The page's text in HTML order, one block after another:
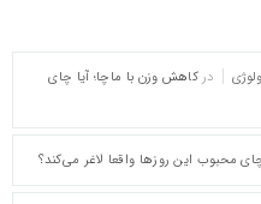
در کاهش وزن با ماچا؛ آیا چای
محبوب این روزها واقعا لاغر می‌کند؟